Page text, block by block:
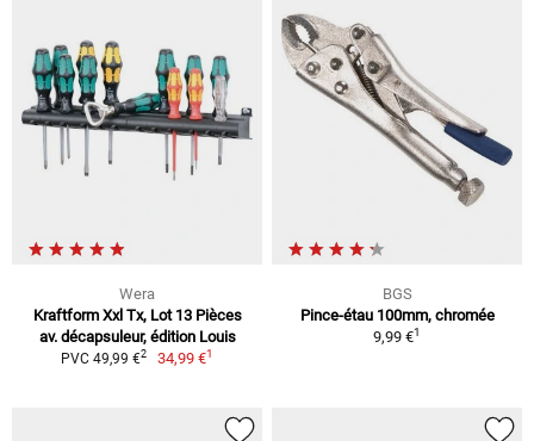
Wera
Kraftform Xxl Tx, Lot 13 Pièces
av. décapsuleur, édition Louis
PVC 49,99 €2 34,99 €1
BGS
Pince-étau 100mm, chromée
9,99 €1